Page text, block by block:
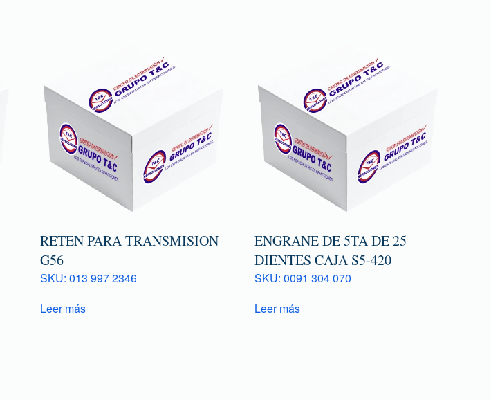
RETEN PARA TRANSMISION
G56
SKU: 013 997 2346
Leer más
ENGRANE DE 5TA DE 25
DIENTES CAJA S5-420
SKU: 0091 304 070
Leer más